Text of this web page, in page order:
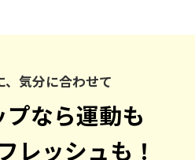
、気分に合わせて
なら運動も
レッシュも！